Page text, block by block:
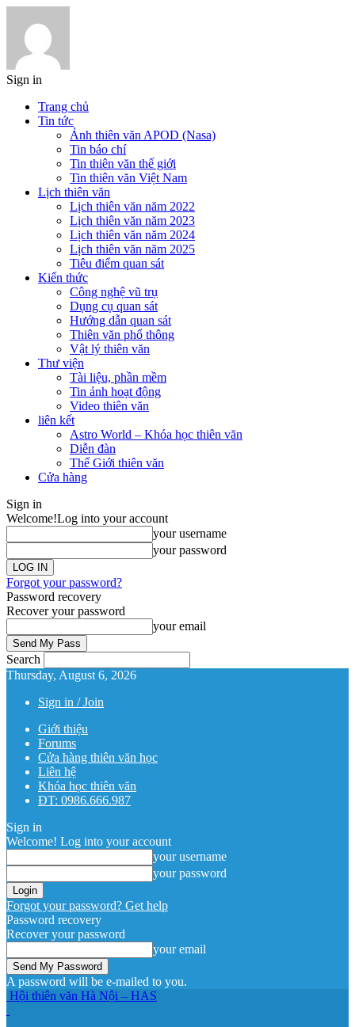
Sign in
Trang chủ
Tin tức
Ảnh thiên văn APOD (Nasa)
Tin báo chí
Tin thiên văn thế giới
Tin thiên văn Việt Nam
Lịch thiên văn
Lịch thiên văn năm 2022
Lịch thiên văn năm 2023
Lịch thiên văn năm 2024
Lịch thiên văn năm 2025
Tiêu điểm quan sát
Kiến thức
Công nghệ vũ trụ
Dụng cụ quan sát
Hướng dẫn quan sát
Thiên văn phổ thông
Vật lý thiên văn
Thư viện
Tài liệu, phần mềm
Tin ảnh hoạt động
Video thiên văn
liên kết
Astro World – Khóa học thiên văn
Diễn đàn
Thế Giới thiên văn
Cửa hàng
Sign in
Welcome!Log into your account
your username
your password
Forgot your password?
Password recovery
Recover your password
your email
Search
Thursday, August 6, 2026
Sign in / Join
Giới thiệu
Forums
Cửa hàng thiên văn học
Liên hệ
Khóa học thiên văn
ĐT: 0986.666.987
Sign in
Welcome! Log into your account
your username
your password
Forgot your password? Get help
Password recovery
Recover your password
your email
A password will be e-mailed to you.
Hội thiên văn Hà Nội – HAS